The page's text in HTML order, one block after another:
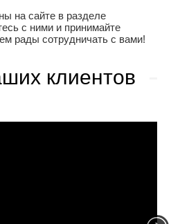
на сайте в разделе
с ними и принимайте
рады сотрудничать с вами!
клиентов